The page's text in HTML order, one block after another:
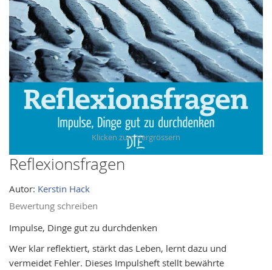
Reflexionsfragen
Autor: Kerstin Hack
Bewertung schreiben
Impulse, Dinge gut zu durchdenken
Wer klar reflektiert, stärkt das Leben, lernt dazu und
vermeidet Fehler. Dieses Impulsheft stellt bewährte
gallery
Skip
the
beginning
the
images
gallery